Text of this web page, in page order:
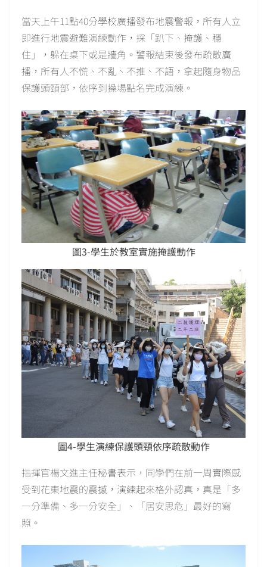
當天上午11點40分學校廣播發布地震警報，所有人立
即進行地震避難演練動作，採「趴下、掩護、穩
住」，躲在桌下或是牆角。警報結束後發布疏散廣
播，所有人不慌、不亂、不推、不語，拿起隨身物品
保護頭頸部，依序到操場點名完成演練。
圖3-學生於教室實施掩護動作
圖4-學生演練保護頭頸依序疏散動作
指揮官楊文進主任秘書表示，同學們在前一周實際感
受到花東地震的震撼，演練起來格外認真，真是「多
一分準備、多一分安全」、「居安思危」最好的寫
照。